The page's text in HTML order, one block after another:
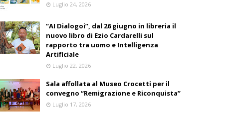
Luglio 24, 2026
“AI Dialogoi”, dal 26 giugno in libreria il
nuovo libro di Ezio Cardarelli sul
rapporto tra uomo e Intelligenza
Artificiale
Luglio 22, 2026
Sala affollata al Museo Crocetti per il
convegno “Remigrazione e Riconquista”
Luglio 17, 2026